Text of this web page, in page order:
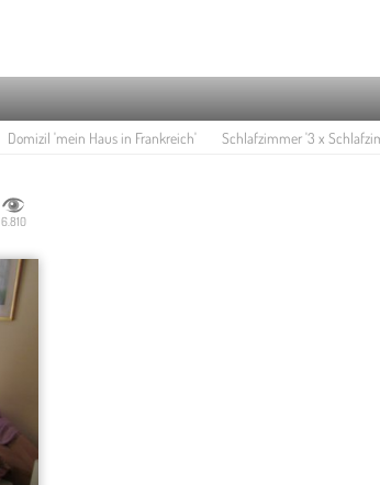
Domizil 'mein Haus in Frankreich' Schlafzimmer '3 x
6.810